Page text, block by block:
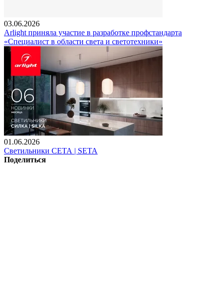
03.06.2026
Arlight приняла участие в разработке профстандарта
«Специалист в области света и светотехники»
01.06.2026
Светильники СЕТА | SETA
Поделиться